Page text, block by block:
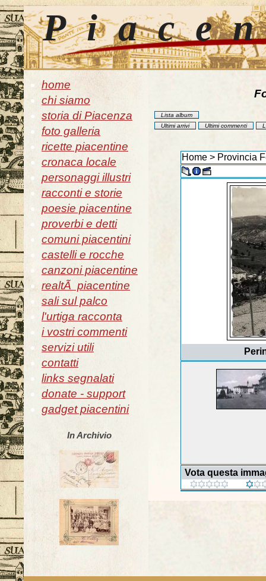
home
chi siamo
storia di Piacenza
foto galleria
ricette piacentine
cronaca locale
personaggi illustri
racconti e storie
poesie piacentine
proverbi e detti
comuni piacentini
castelli e rocche
canzoni piacentine
realtÃ piacentine
sali sul palco
l'urtiga racconta
i vostri commenti
servizi utili
contatti
links segnalati
donate - support
gadget piacentini
In Archivio
Lista album
Ultimi arrivi
Ultimi commenti
Home> Provincia
Vota questa